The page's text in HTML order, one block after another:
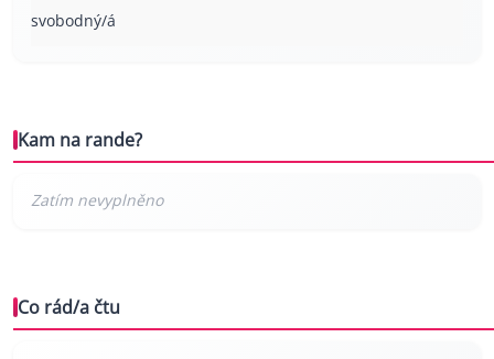
svobodný/á
Kam na rande?
Co rád/a čtu